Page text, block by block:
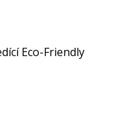
Eco-Friendly